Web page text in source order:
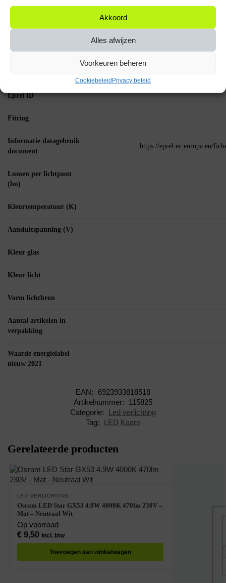
Akkoord
Alles afwijzen
Voorkeuren beheren
Cookiebeleid Privacy beleid
Wattage per lichtpunt
Part Number)
Eprel ID
Fitting
Informatie datagebruik
document
https://eprel.ec.europa.eu/
Lumen per lichtpunt
(lm)
Kleurtemperatuur (K)
Aansluitspanning (V)
Kleur glas
Kleur licht
Vorm lichtbron
Aantal artikelen in
verpakking
Waarde energielabel
nieuw 2021
EAN:
6923933818518
Artikelnummer:
115825
Categorie:
Led verlichting
Tag:
LED Kaars
Gerelateerde producten
LED VERLICHTING
Osram LED Star GX53 4.9W 4000K 470lm 230V –
Mat – Neutraal Wit
Op voorraad
€9,50 Incl. btw
Toevoegen aan winkelwagen